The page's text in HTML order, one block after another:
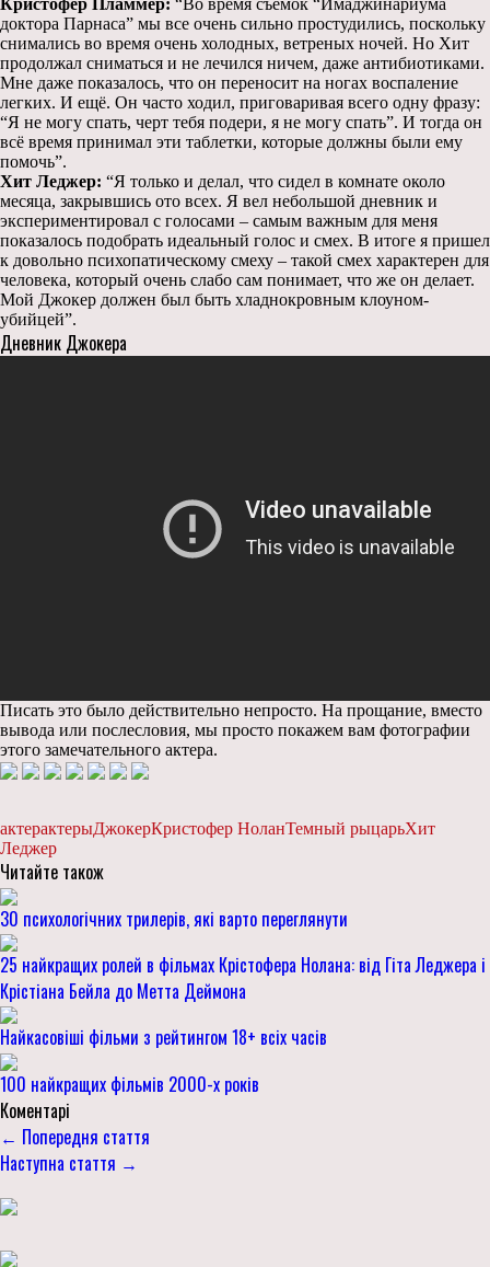
Кристофер Пламмер: “Во время съемок “Имаджинариума
доктора Парнаса” мы все очень сильно простудились, поскольку
снимались во время очень холодных, ветреных ночей. Но Хит
продолжал сниматься и не лечился ничем, даже антибиотиками.
Мне даже показалось, что он переносит на ногах воспаление
легких. И ещё. Он часто ходил, приговаривая всего одну фразу:
“Я не могу спать, черт тебя подери, я не могу спать”. И тогда он
всё время принимал эти таблетки, которые должны были ему
помочь”.
Хит Леджер: “Я только и делал, что сидел в комнате около
месяца, закрывшись ото всех. Я вел небольшой дневник и
экспериментировал с голосами – самым важным для меня
показалось подобрать идеальный голос и смех. В итоге я пришел
к довольно психопатическому смеху – такой смех характерен для
человека, который очень слабо сам понимает, что же он делает.
Мой Джокер должен был быть хладнокровным клоуном-
убийцей”.
Дневник Джокера
Писать это было действительно непросто. На прощание, вместо
вывода или послесловия, мы просто покажем вам фотографии
этого замечательного актера.
актерактерыДжокерКристофер НоланТемный рыцарьХит
Леджер
Читайте також
30 психологічних трилерів, які варто переглянути
25 найкращих ролей в фільмах Крістофера Нолана: від Гіта Леджера і
Крістіана Бейла до Метта Деймона
Найкасовіші фільми з рейтингом 18+ всіх часів
100 найкращих фільмів 2000-х років
Коментарі
← Попередня стаття
Наступна стаття →